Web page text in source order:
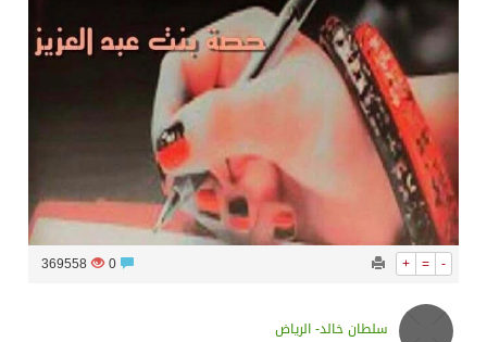
سمو ولي العهد يرأس جلسة مجلس الوزراء في جدة
المملكة تؤكد أهمية استمرارية العمليات التشغيلية البحرية وضمان حماية إمدادات الطاقة وسلاسل الإمداد
+ = -
369558
سلطان خالد- الرياض